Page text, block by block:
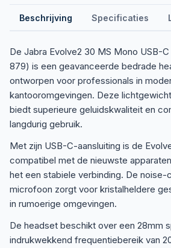
Beschrijving Specificaties
De Jabra Evolve2 30 MS Mono USB-
879) is een geavanceerde bedrade
ontworpen voor professionals in
kantooromgevingen. Deze
biedt superieure geluidskwaliteit en
langdurig gebruik.
Met zijn USB-C-aansluiting is de
compatibel met de nieuwste
het een stabiele verbinding. De noise-
microfoon zorgt voor kristalheldere
in rumoerige omgevingen.
De headset beschikt over een 28mm
indrukwekkend frequentiebereik van